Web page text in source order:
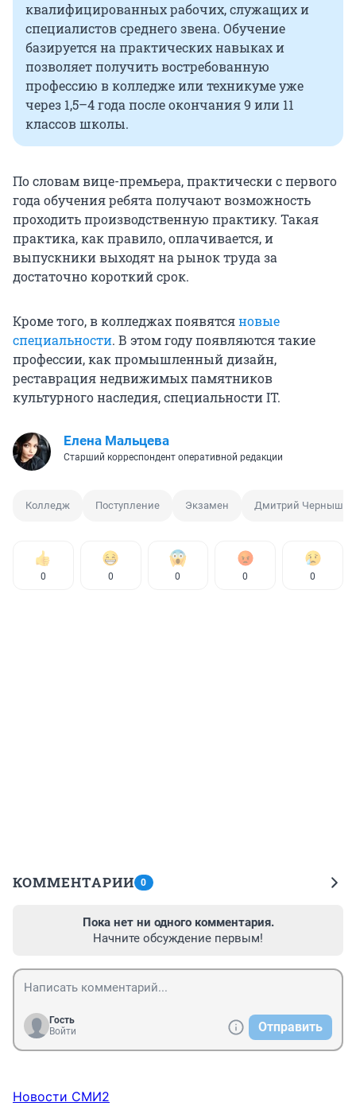
квалифицированных рабочих, служащих и
специалистов среднего звена. Обучение
базируется на практических навыках и
позволяет получить востребованную
профессию в колледже или техникуме уже
через 1,5–4 года после окончания 9 или 11
классов школы.
По словам вице-премьера, практически с первого
года обучения ребята получают возможность
проходить производственную практику. Такая
практика, как правило, оплачивается, и
выпускники выходят на рынок труда за
достаточно короткий срок.
Кроме того, в колледжах появятсяновые
специальности. В этом году появляются такие
профессии, как промышленный дизайн,
реставрация недвижимых памятников
культурного наследия, специальности IT.
Елена Мальцева
Старший корреспондент оперативной редакции
Колледж Поступление Экзамен Дмитрий
0 0 0 0 0
КОММЕНТАРИИ 0
Пока нет ни одного комментария.
Начните обсуждение первым!
Гость
Войти
Отправить
Новости СМИ2